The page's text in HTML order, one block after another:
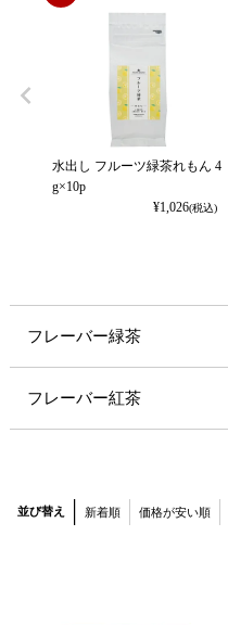
水出し フルーツ緑茶れもん 4
g×10p
¥1,026(税込)
フレーバー緑茶
フレーバー紅茶
並び替え 新着順 価格が安い順